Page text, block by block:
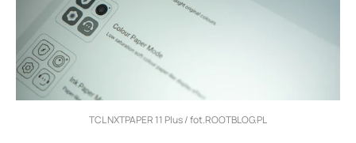
TCL NXTPAPER 11 Plus / fot.ROOTBLOG.PL